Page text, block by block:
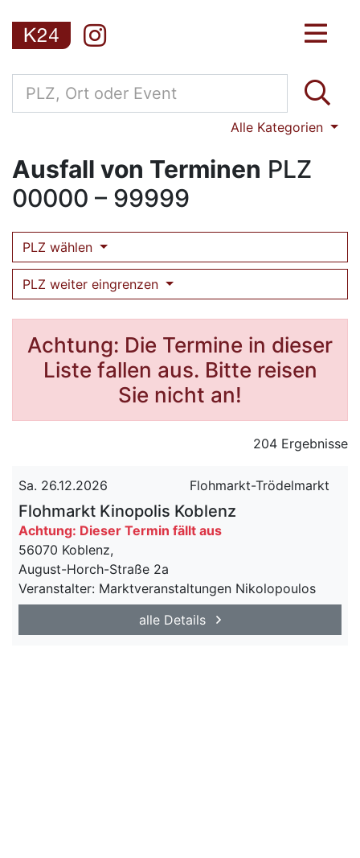
Alle Kategorien
Ausfall von Terminen PLZ
00000 – 99999
PLZ wählen
PLZ weiter eingrenzen
Achtung: Die Termine in dieser
Liste fallen aus. Bitte reisen
Sie nicht an!
204 Ergebnisse
Sa. 26.12.2026 Flohmarkt-Trödelmarkt
Flohmarkt Kinopolis Koblenz
Achtung: Dieser Termin fällt aus
56070 Koblenz,
August-Horch-Straße 2a
Veranstalter: Marktveranstaltungen Nikolopoulos
alle Details